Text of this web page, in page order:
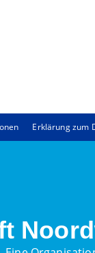
Erklärung zum